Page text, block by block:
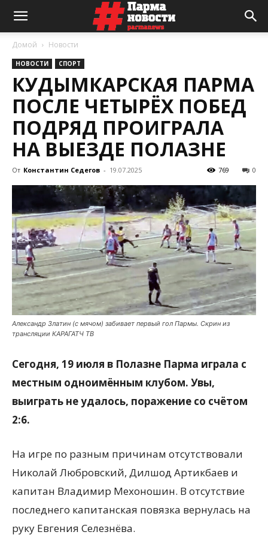
Домой Новости
НОВОСТИ СПОРТ
КУДЫМКАРСКАЯ ПАРМА
ПОСЛЕ ЧЕТЫРЁХ ПОБЕД
ПОДРЯД ПРОИГРАЛА
НА ВЫЕЗДЕ ПОЛАЗНЕ
От Константин Седегов - 19.07.2025 0
769
Александр Златин (с мячом) забивает первый гол Пармы. Скрин из
трансляции КАРАГАТЧ ТВ
Сегодня, 19 июля в Полазне Парма играла с
местным одноимённым клубом. Увы,
выиграть не удалось, поражение со счётом
2:6.
На игре по разным причинам отсутствовали
Николай Любровский, Дилшод Артикбаев и
капитан Владимир Мехоношин. В отсутствие
последнего капитанская повязка вернулась на
руку Евгения Селезнёва.